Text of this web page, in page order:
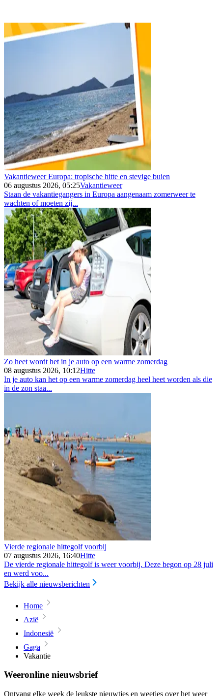
Vakantieweer Europa: tropische hitte en stevige buien
06 augustus 2026, 05:25Vakantieweer
Staan de vakantiegangers in Europa aangenaam zomerweer te
wachten of moeten zij...
Zo heet wordt het in je auto op een warme zomerdag
08 augustus 2026, 10:12Hitte
In je auto kan het op een warme zomerdag heel heet worden als die
in de zon staa...
Vierde regionale hittegolf voorbij
07 augustus 2026, 16:40Hitte
De vierde regionale hittegolf is weer voorbij. Deze begon op 28 juli
en werd voo...
Bekijk alle nieuwsberichten
Home
Azië
Indonesië
Gaga
Vakantie
Weeronline nieuwsbrief
Ontvang elke week de leukste nieuwtjes en weetjes over het weer